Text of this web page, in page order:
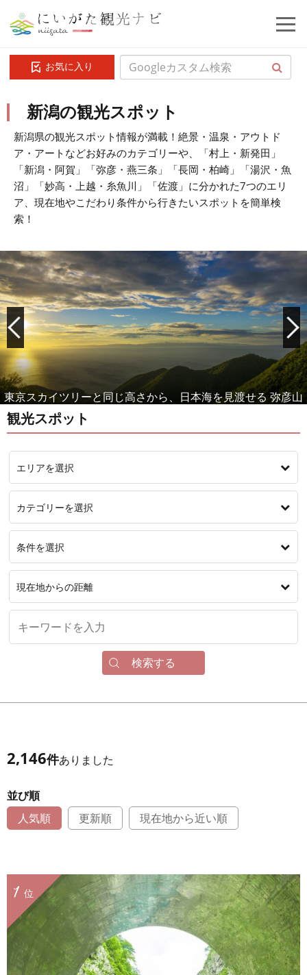
お気に入り
新潟の観光スポット
新潟県の観光スポット情報が満載！絶景・温泉・アウトド
ア・アートなどお好みのカテゴリーや、「村上・新発田」
「新潟・阿賀」「弥彦・燕三条」「長岡・柏崎」「湯沢・魚
沼」「妙高・上越・糸魚川」「佐渡」に分かれた7つのエリ
ア、現在地やこだわり条件から行きたいスポットを簡単検
索！
女性に人気！もっと美人になれる温泉 月岡温泉
観光スポット
エリアを選択
カテゴリーを選択
条件を選択
現在地からの距離
検索する
2,146件ありました
並び順
人気順
更新順 現在地から近い順
位
1